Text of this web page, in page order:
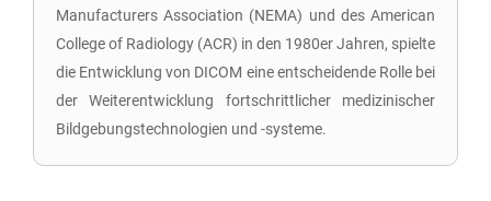
Manufacturers Association (NEMA) und des American
College of Radiology (ACR) in den 1980er Jahren, spielte
die Entwicklung von DICOM eine entscheidende Rolle bei
der Weiterentwicklung fortschrittlicher medizinischer
Bildgebungstechnologien und -systeme.